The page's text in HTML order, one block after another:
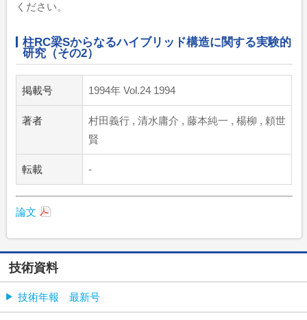
ください。
柱RC梁Sからなるハイブリッド構造に関する実験的
研究（その2）
掲載号 1994年 Vol.24 1994
著者
村田義行 , 清水庸介 , 藤本純一 , 楊柳 , 頼世
賢
転載 -
論文
技術資料
技術年報 最新号